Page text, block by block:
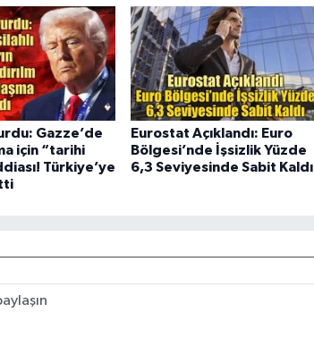
Gazze’de
için “tarihi
Türkiye’ye
Eurostat Açıklandı: Euro
Bölgesi’nde İşsizlik Yüzde
6,3 Seviyesinde Sabit Kaldı